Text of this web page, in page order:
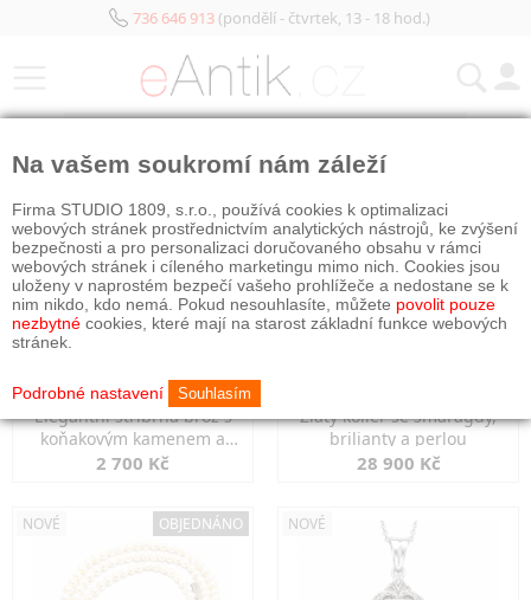
736 646 913(pondělí - čtvrtek, 13 - 18 hod.)
Elegantní stříbrná brož s
koňakovým kamenem a
markazity
2 700 Kč
Zlatý kolier se smaragdy,
brilianty a perlou
28 900 Kč
NOVÉ OBJEDNÁNO NOVÉ
Na vašem soukromí nám záleží
Firma STUDIO 1809, s.r.o., používá cookies k optimalizaci
webových stránek prostřednictvím analytických nástrojů, ke zvýšení
bezpečnosti a pro personalizaci doručovaného obsahu v rámci
webových stránek i cíleného marketingu mimo nich. Cookies jsou
uloženy v naprostém bezpečí vašeho prohlížeče a nedostane se k
nim nikdo, kdo nemá. Pokud nesouhlasíte, můžete povolit pouze
nezbytné cookies, které mají na starost základní funkce webových
stránek.
Podrobné nastavení Souhlasím